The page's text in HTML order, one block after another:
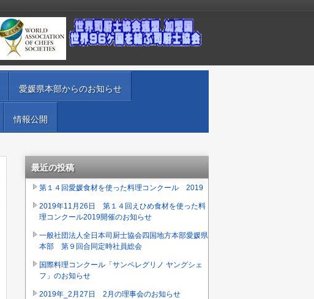
愛媛県本部からのお知らせ
情報公開
最近の投稿
第１４回愛媛食材を使った料理コンクール 2019
2019年11月26日 第１４回えひめ食材を使った料
理コンクール2019開催のお知らせ
一般社団法人全日本司厨士協会四国地方本部愛媛県
本部 第９回合同定時社員総会
国際料理コンクール「サンペレグリノ ヤングシェ
フ」のお知らせ
2019年_2月27日 2月の理事会のお知らせ